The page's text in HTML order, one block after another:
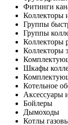
Фитинги
Коллекторы
Группы
Группы
Коллекторы
Коллекторы
Шкафы
Котельное
Аксессуары
Бойлеры
Дымоходы
Котлы